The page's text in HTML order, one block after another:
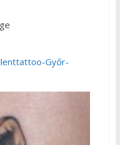
Győr-